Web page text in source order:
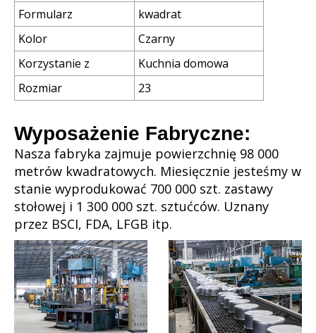
Formularz
kwadrat
Kolor
Czarny
Korzystanie z
Kuchnia domowa
Rozmiar
23
Wyposażenie Fabryczne:
Nasza fabryka zajmuje powierzchnię 98 000
metrów kwadratowych. Miesięcznie jesteśmy w
stanie wyprodukować 700 000 szt. zastawy
stołowej i 1 300 000 szt. sztućców. Uznany
przez BSCI, FDA, LFGB itp.